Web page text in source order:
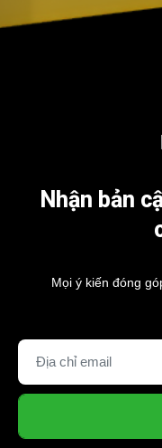
Nhận bản
Mọi ý kiến đóng